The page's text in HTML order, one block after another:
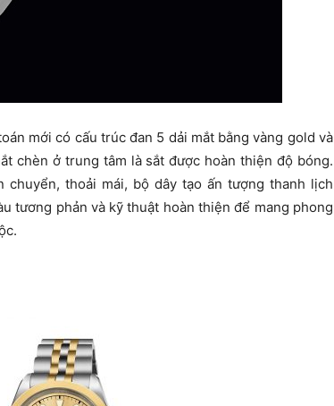
mới có cấu trúc đan 5 dải mắt bằng vàng gold và
chèn ở trung tâm là sắt được hoàn thiện độ bóng.
thoải mái, bộ dây tạo ấn tượng thanh lịch
tương phản và kỹ thuật hoàn thiện để mang phong